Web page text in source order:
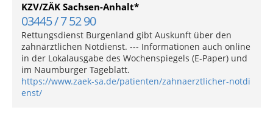
KZV/ZÄK Sachsen-Anhalt*
03445 / 7 52 90
Rettungsdienst Burgenland gibt Auskunft über den
zahnärztlichen Notdienst. --- Informationen auch online
in der Lokalausgabe des Wochenspiegels (E-Paper) und
im Naumburger Tageblatt.
https://www.zaek-sa.de/patienten/zahnaerztlicher-notdi
enst/